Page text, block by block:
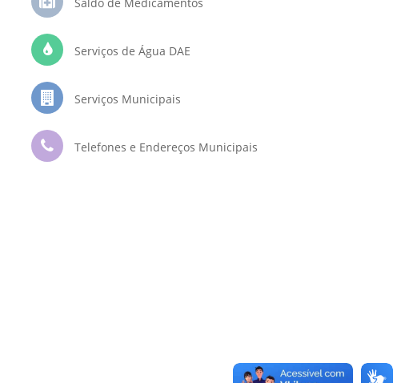
Serviços de Água DAE
Serviços Municipais
Telefones e Endereços Municipais